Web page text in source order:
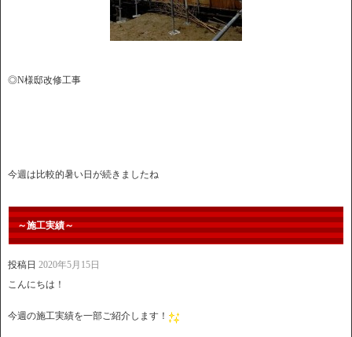
◎N様邸改修工事
今週は比較的暑い日が続きましたね
～施工実績～
投稿日 2020年5月15日
こんにちは！
今週の施工実績を一部ご紹介します！